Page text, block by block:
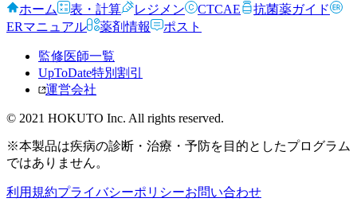
ホーム
表・計算 レジメン CTCAE
抗菌薬ガイド
ERマニュアル
薬剤情報 ポスト
監修医師一覧
UpToDate特別割引
運営会社
© 2021 HOKUTO Inc. All rights reserved.
※本製品は疾病の診断・治療・予防を目的としたプログラム
ではありません。
利用規約プライバシーポリシーお問い合わせ